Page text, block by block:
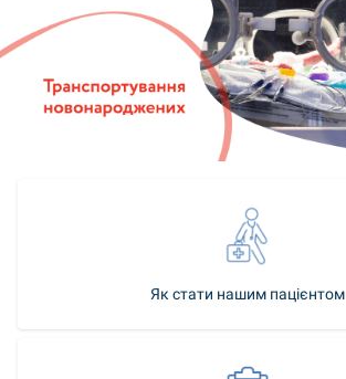
Як стати нашим пацієнтом